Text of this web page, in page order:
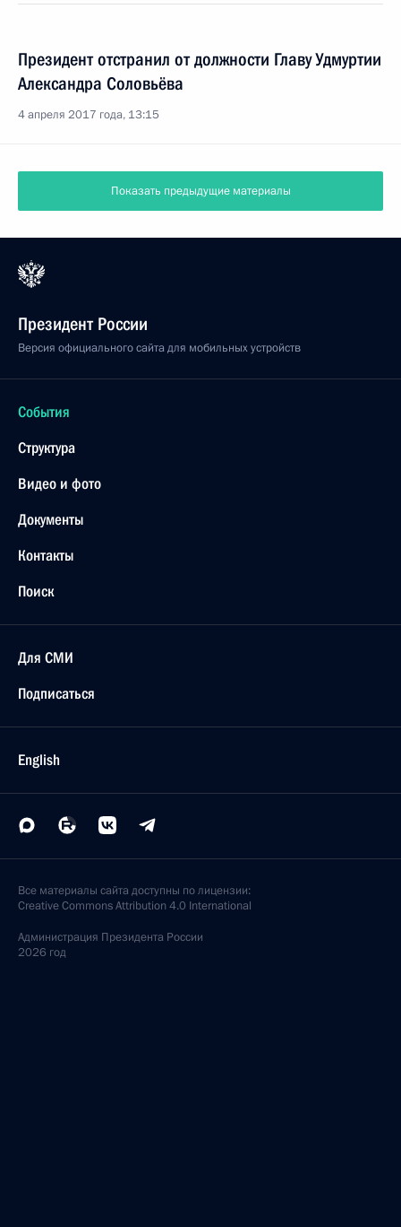
Президент отстранил от должности Главу Удмуртии
Александра Соловьёва
4 апреля 2017 года, 13:15
Показать предыдущие материалы
Президент России
Версия официального сайта для мобильных устройств
События
Структура
Видео и фото
Документы
Контакты
Поиск
Для СМИ
Подписаться
English
Все материалы сайта доступны по лицензии:
Creative Commons Attribution 4.0 International
Администрация Президента России
2026 год